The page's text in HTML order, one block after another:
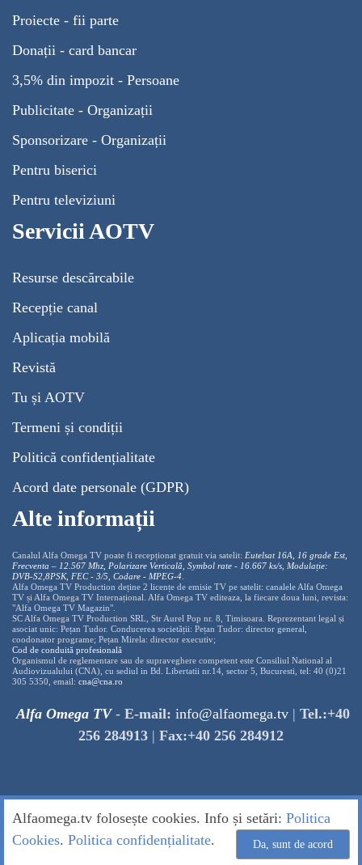
Proiecte - fii parte
Donații - card bancar
3,5% din impozit - Persoane
Publicitate - Organizații
Sponsorizare - Organizații
Pentru biserici
Pentru televiziuni
Servicii AOTV
Resurse descărcabile
Recepție canal
Aplicația mobilă
Revistă
Tu și AOTV
Termeni și condiții
Politică confidențialitate
Acord date personale (GDPR)
Alte informații
Canalul Alfa Omega TV poate fi recepționat gratuit via satelit: Eutelsat 16A, 16 grade Est,
Frecventa – 12.567 Mhz, Polarizare Verticală, Symbol rate - 16.667 ks/s, Modulație:
DVB-S2,8PSK, FEC - 3/5, Codare - MPEG-4
Alfa Omega TV Production deține 2 licențe de emisie TV pe satelit: canalele Alfa Omega
TV și Alfa Omega TV Internațional. Alfa Omega TV editeaza, la fiecare doua luni, revista:
"Alfa Omega TV Magazin".
SC Alfa Omega TV Production SRL, Str Aurel Pop nr. 8, Timisoara. Reprezentant legal și
asociat unic: Pețan Tudor. Conducerea societății: Pețan Tudor: director general,
coodonator programe; Pețan Mirela: director executiv;
Cod de conduită profesională
Organismul de reglementare sau de supraveghere competent este Consiliul National al
Audiovizualului (CNA), cu sediul in Bd. Libertatii nr.14, sector 5, Bucuresti, tel: 40 (0)21
305 5350, email: cna@cna.ro
Alfa Omega TV- E-mail: info@alfaomega.tv | Tel.:+40
256 284913 | Fax:+40 256 284912
Alfaomega.tv folosește cookies. Info și setări: Politica
Cookies. Politica confidențialitate. Da, sunt de acord